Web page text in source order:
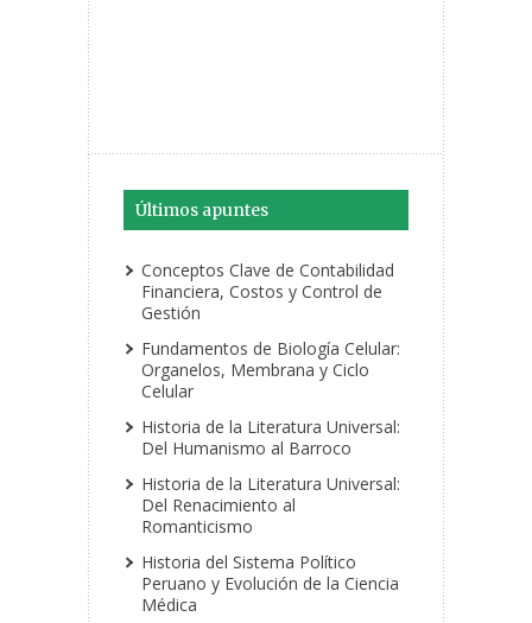
Últimos apuntes
Conceptos Clave de Contabilidad
Financiera, Costos y Control de
Gestión
Fundamentos de Biología Celular:
Organelos, Membrana y Ciclo
Celular
Historia de la Literatura Universal:
Del Humanismo al Barroco
Historia de la Literatura Universal:
Del Renacimiento al
Romanticismo
Historia del Sistema Político
Peruano y Evolución de la Ciencia
Médica